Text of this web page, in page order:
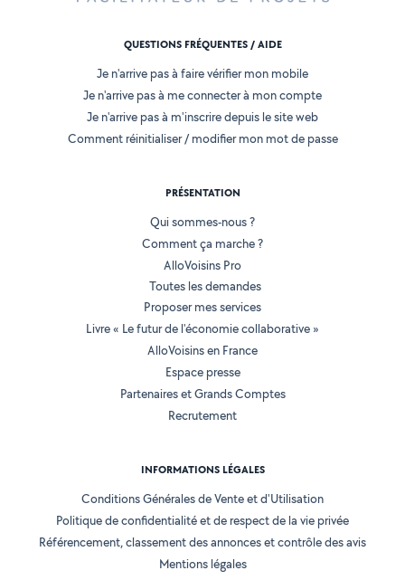
QUESTIONS FRÉQUENTES / AIDE
Je n'arrive pas à faire vérifier mon mobile
Je n'arrive pas à me connecter à mon compte
Je n'arrive pas à m'inscrire depuis le site web
Comment réinitialiser / modifier mon mot de passe
PRÉSENTATION
Qui sommes-nous ?
Comment ça marche ?
AlloVoisins Pro
Toutes les demandes
Proposer mes services
Livre « Le futur de l'économie collaborative »
AlloVoisins en France
Espace presse
Partenaires et Grands Comptes
Recrutement
INFORMATIONS LÉGALES
Conditions Générales de Vente et d'Utilisation
Politique de confidentialité et de respect de la vie privée
Référencement, classement des annonces et contrôle des avis
Mentions légales